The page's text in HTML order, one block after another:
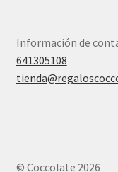
Información de
641305108
© Coccolate 2026